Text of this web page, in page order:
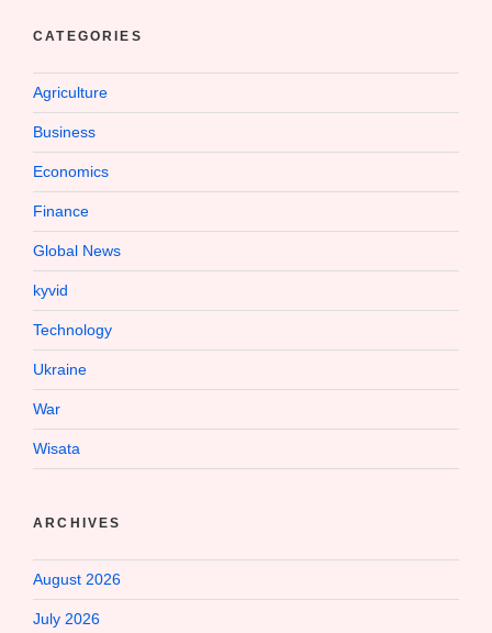
CATEGORIES
Agriculture
Business
Economics
Finance
Global News
kyvid
Technology
Ukraine
War
Wisata
ARCHIVES
August 2026
July 2026